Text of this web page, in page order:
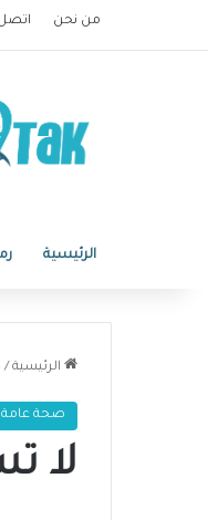
من نحن اتصل
الرئيسية
الرئيسية /
صحة عامة
لا